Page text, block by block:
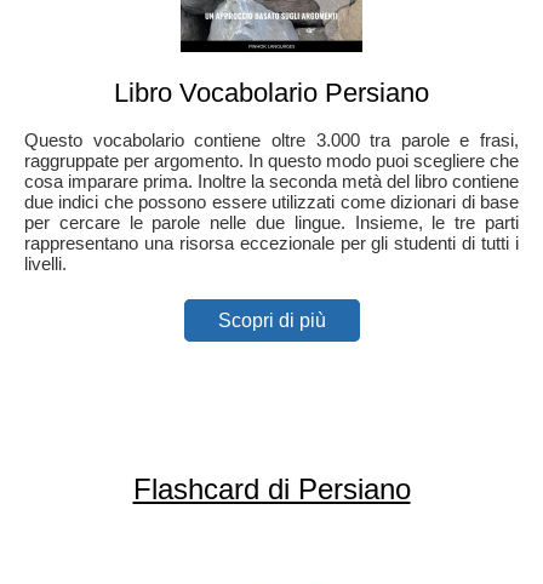
Libro Vocabolario Persiano
Questo vocabolario contiene oltre 3.000 tra parole e frasi,
raggruppate per argomento. In questo modo puoi scegliere che
cosa imparare prima. Inoltre la seconda metà del libro contiene
due indici che possono essere utilizzati come dizionari di base
per cercare le parole nelle due lingue. Insieme, le tre parti
rappresentano una risorsa eccezionale per gli studenti di tutti i
livelli.
Scopri di più
Flashcard di Persiano